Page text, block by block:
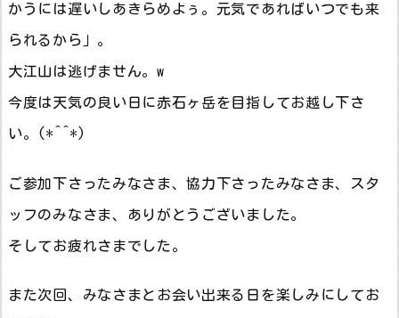
かうには遅いしあきらめよぅ。元気であればいつでも来
られるから」。
大江山は逃げません。w
今度は天気の良い日に赤石ヶ岳を目指してお越し下さ
い。(*^^*)
ご参加下さったみなさま、協力下さったみなさま、スタ
ッフのみなさま、ありがとうございました。
そしてお疲れさまでした。
また次回、みなさまとお会い出来る日を楽しみにしてお